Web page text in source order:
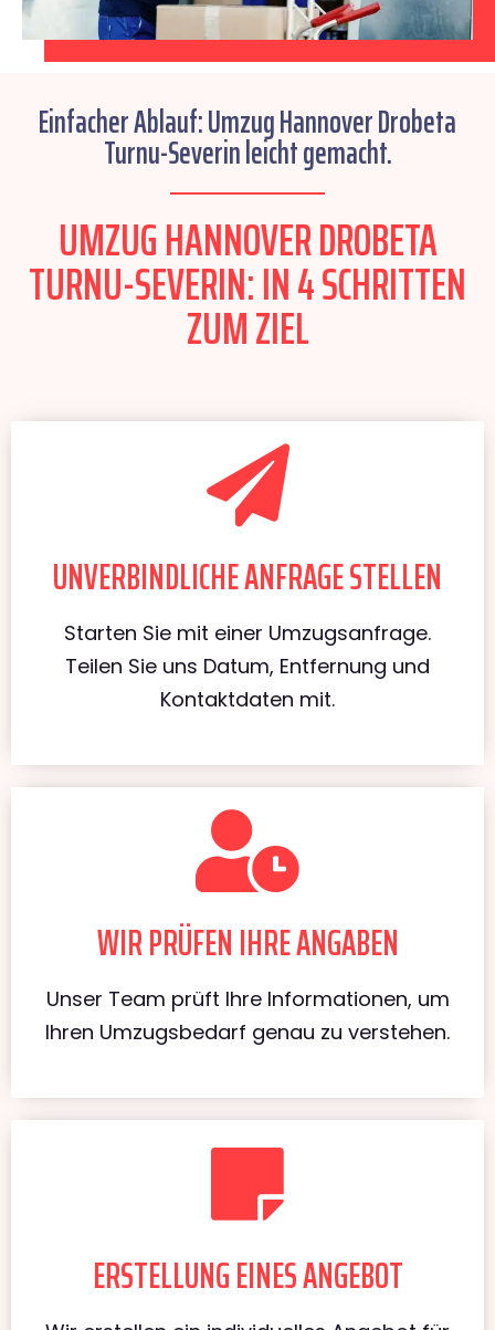
Einfacher Ablauf: Umzug Hannover Drobeta
Turnu-Severin leicht gemacht.
UMZUG HANNOVER DROBETA
TURNU-SEVERIN: IN 4 SCHRITTEN
ZUM ZIEL
UNVERBINDLICHE ANFRAGE STELLEN
Starten Sie mit einer Umzugsanfrage.
Teilen Sie uns Datum, Entfernung und
Kontaktdaten mit.
WIR PRÜFEN IHRE ANGABEN
Unser Team prüft Ihre Informationen, um
Ihren Umzugsbedarf genau zu verstehen.
ERSTELLUNG EINES ANGEBOT